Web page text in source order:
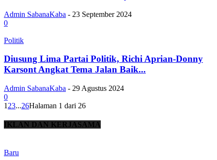
Admin SabanaKaba - 23 September 2024
0
Politik
Diusung Lima Partai Politik, Richi Aprian-Donny
Karsont Angkat Tema Jalan Baik...
Admin SabanaKaba - 29 Agustus 2024
0
1 23...26Halaman 1 dari 26
IKLAN DAN KERJASAMA
Baru